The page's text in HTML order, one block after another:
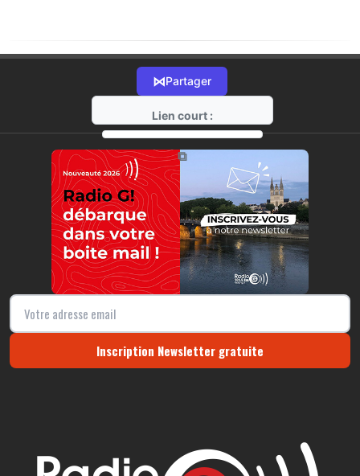
⋈Partager
Lien court :
https://radio-g.fr?16836
⧉
Inscription Newsletter gratuite